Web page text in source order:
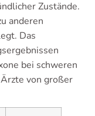
Zustände.
anderen
Das
bei schweren
von großer